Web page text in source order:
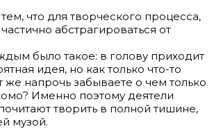
что для творческого процесса,
абстрагироваться от
было такое: в голову приходит
идея, но как только что-то
же напрочь забываете о чем только
Именно поэтому деятели
творить в полной тишине,
музой.